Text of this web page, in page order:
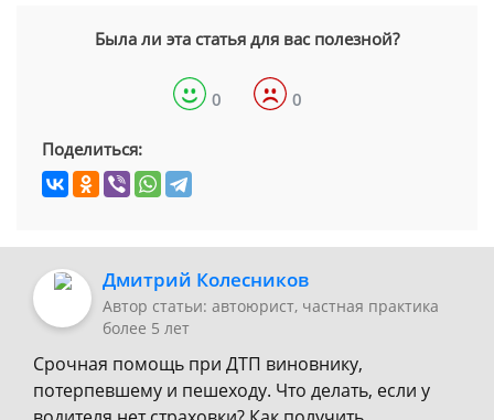
Была ли эта статья для вас полезной?
0 0
Поделиться:
Дмитрий Колесников
Автор статьи: автоюрист, частная практика
более 5 лет
Срочная помощь при ДТП виновнику,
потерпевшему и пешеходу. Что делать, если у